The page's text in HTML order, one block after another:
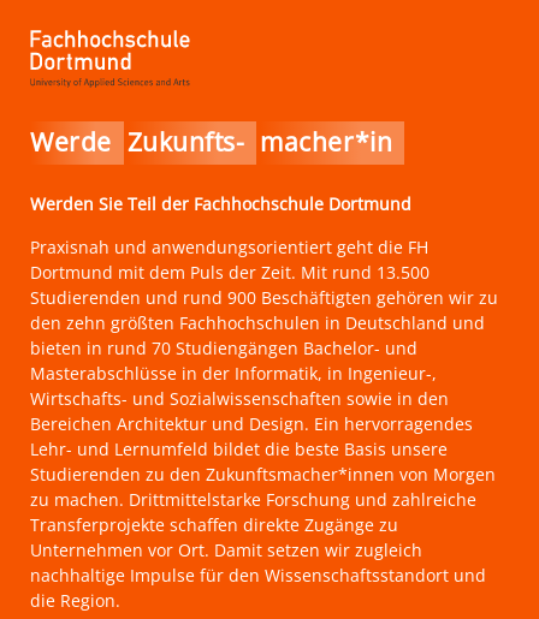
Werde Zukunfts- macher*in
Werden Sie Teil der Fachhochschule Dortmund
Praxisnah und anwendungsorientiert geht die FH
Dortmund mit dem Puls der Zeit. Mit rund 13.500
Studierenden und rund 900 Beschäftigten gehören wir zu
den zehn größten Fachhochschulen in Deutschland und
bieten in rund 70 Studiengängen Bachelor- und
Masterabschlüsse in der Informatik, in Ingenieur-,
Wirtschafts- und Sozialwissenschaften sowie in den
Bereichen Architektur und Design. Ein hervorragendes
Lehr- und Lernumfeld bildet die beste Basis unsere
Studierenden zu den Zukunftsmacher*innen von Morgen
zu machen. Drittmittelstarke Forschung und zahlreiche
Transferprojekte schaffen direkte Zugänge zu
Unternehmen vor Ort. Damit setzen wir zugleich
nachhaltige Impulse für den Wissenschaftsstandort und
die Region.